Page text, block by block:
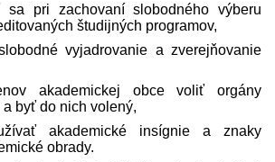
pri zachovaní slobodného výberu
študijných programov,
vyjadrovanie a zverejňovanie
akademickej obce voliť orgány
byť do nich volený,
akademické insígnie a znaky
obrady.